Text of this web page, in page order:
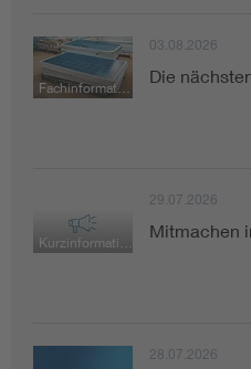
Fachinformation
03.08.2026
Die
29.07.2026
Mitmachen
28.07.2026